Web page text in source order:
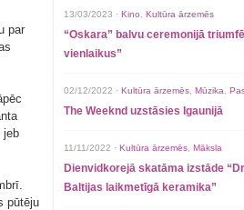
par
jeb
pūtēju
13/03/2023 · Kino Kultūra ārzemēs
“Oskara” balvu ceremonijā
vienlaikus”
02/12/2022 · Kultūra ārzemēs Mūzika
The Weeknd uzstāsies Igaunijā
11/11/2022 · Kultūra ārzemēs Māksla
Dienvidkorejā skatāma izstāde
Baltijas laikmetīgā keramika”